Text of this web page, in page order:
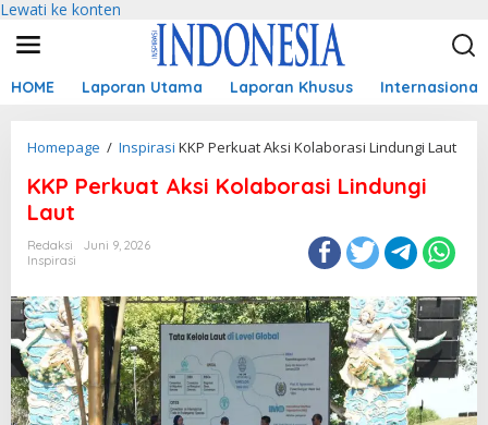
Lewati ke konten
HOME Laporan Utama Laporan Khusus Internasional
Homepage / Inspirasi KKP Perkuat Aksi Kolaborasi Lindungi Laut
KKP Perkuat Aksi Kolaborasi Lindungi
Laut
Redaksi
Juni 9, 2026
Inspirasi